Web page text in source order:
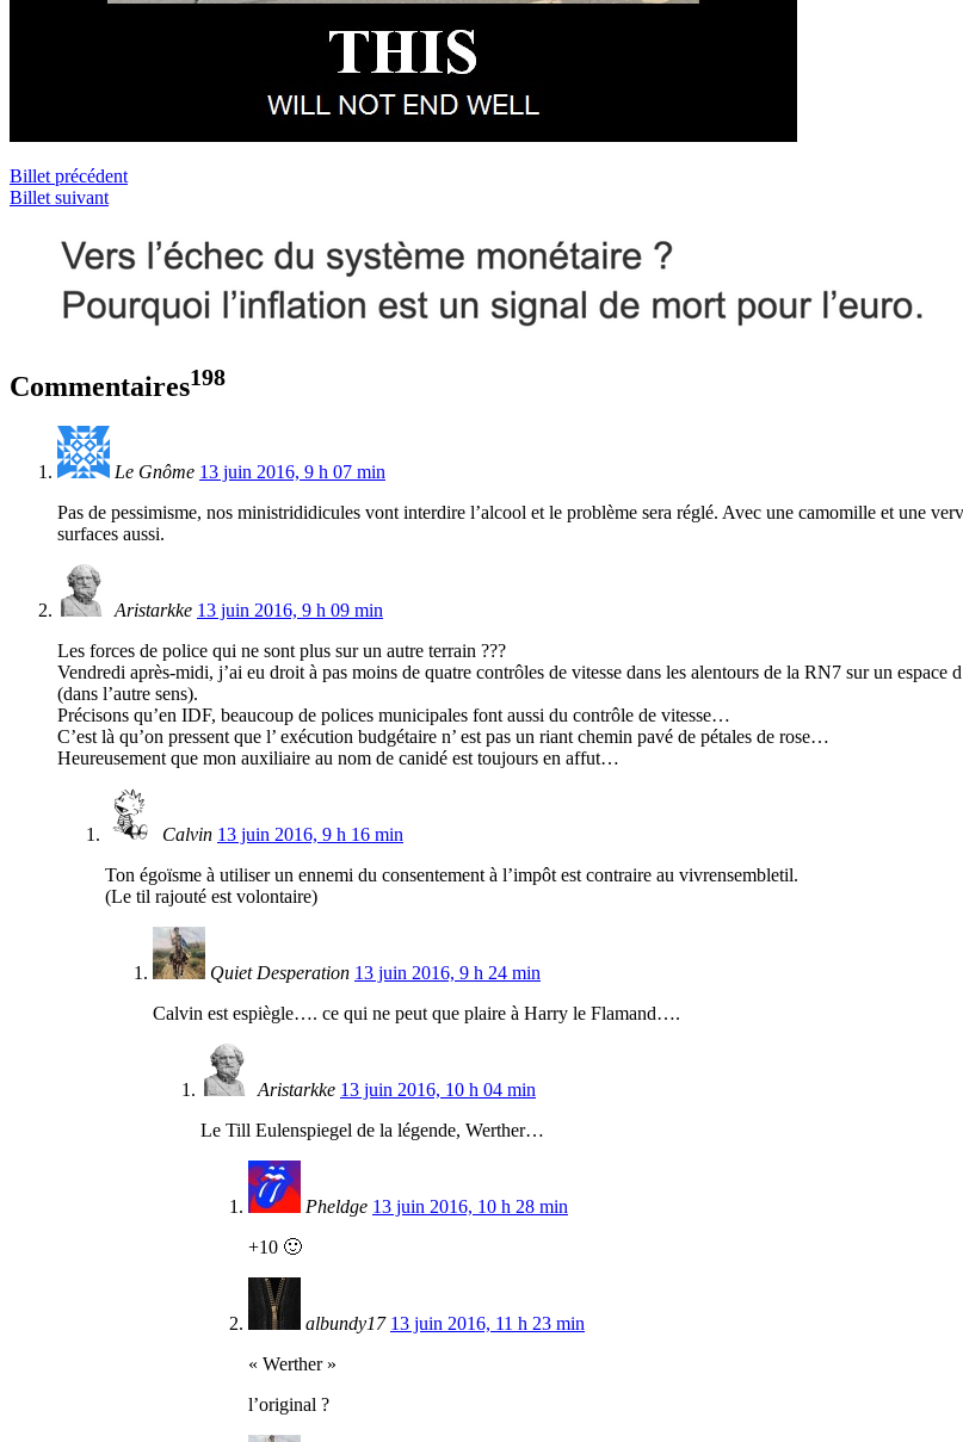
Billet précédent
Billet suivant
Commentaires198
Le Gnôme 13 juin 2016, 9 h 07 min
Pas de pessimisme, nos ministrididicules vont interdire l’alcool et le problème sera réglé. Avec une camomille et une
surfaces aussi.
Aristarkke 13 juin 2016, 9 h 09 min
Les forces de police qui ne sont plus sur un autre terrain ???
Vendredi après-midi, j’ai eu droit à pas moins de quatre contrôles de vitesse dans les alentours de la RN7 sur un
(dans l’autre sens).
Précisons qu’en IDF, beaucoup de polices municipales font aussi du contrôle de vitesse…
C’est là qu’on pressent que l’ exécution budgétaire n’ est pas un riant chemin pavé de pétales de rose…
Heureusement que mon auxiliaire au nom de canidé est toujours en affut…
Calvin 13 juin 2016, 9 h 16 min
Ton égoïsme à utiliser un ennemi du consentement à l’impôt est contraire au vivrensembletil.
(Le til rajouté est volontaire)
Quiet Desperation 13 juin 2016, 9 h 24 min
Calvin est espiègle…. ce qui ne peut que plaire à Harry le Flamand….
Aristarkke 13 juin 2016, 10 h 04 min
Le Till Eulenspiegel de la légende, Werther…
Pheldge 13 juin 2016, 10 h 28 min
+10 🙂
albundy17 13 juin 2016, 11 h 23 min
« Werther »
l’original ?